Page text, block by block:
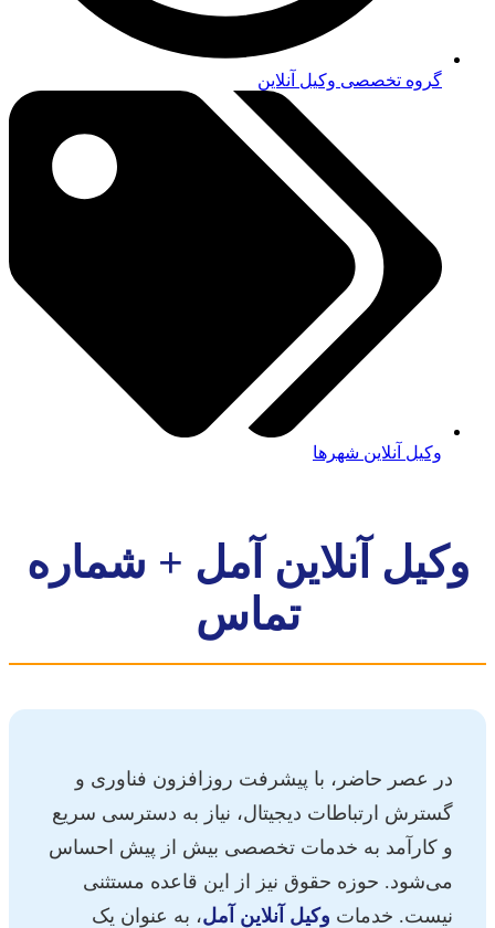
گروه تخصصی وکیل آنلاین
وکیل آنلاین شهرها
آنلاین آمل + شماره
تماس
در عصر حاضر، با پیشرفت روزافزون فناوری و
گسترش ارتباطات دیجیتال، نیاز به دسترسی سریع
و کارآمد به خدمات تخصصی بیش از پیش احساس
می‌شود. حوزه حقوق نیز از این قاعده مستثنی
نیست. خدماتوکیل آنلاین آمل ، به عنوان یک